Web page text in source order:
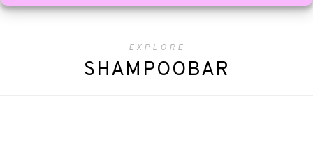
EXPLORE
SHAMPOOBAR